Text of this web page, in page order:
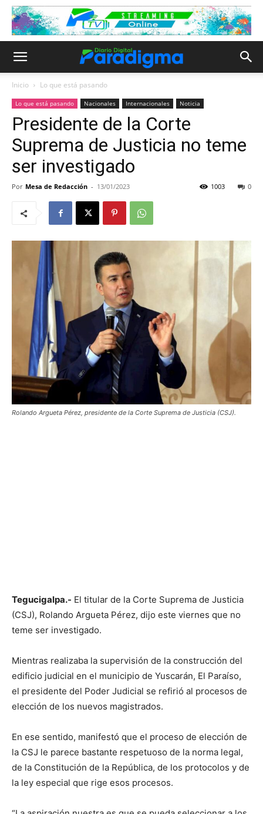
Inicio Lo que está pasando
Lo que está pasando Nacionales Internacionales Noticia
Presidente de la Corte
Suprema de Justicia no teme
ser investigado
Por Mesa de Redacción - 13/01/2023 0
1003
Rolando Argueta Pérez, presidente de la Corte Suprema de Justicia (CSJ).
Tegucigalpa.- El titular de la Corte Suprema de Justicia
(CSJ), Rolando Argueta Pérez, dijo este viernes que no
teme ser investigado.
Mientras realizaba la supervisión de la construcción del
edificio judicial en el municipio de Yuscarán, El Paraíso,
el presidente del Poder Judicial se refirió al procesos de
elección de los nuevos magistrados.
En ese sentido, manifestó que el proceso de elección de
la CSJ le parece bastante respetuoso de la norma legal,
de la Constitución de la República, de los protocolos y de
la ley especial que rige esos procesos.